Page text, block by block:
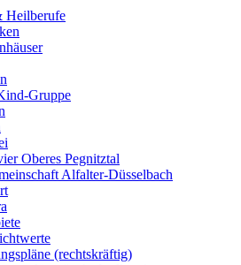
Heilberufe
Gruppe
Oberes Pegnitztal
Alfalter-Düsselbach
(rechtskräftig)